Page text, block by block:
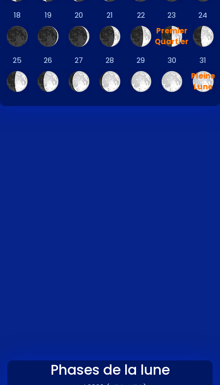
18 19 20 21 22
23
Premier
Quartier
24
25 26 27 28 29 30
31
Pleine
Lune
Phases de la lune